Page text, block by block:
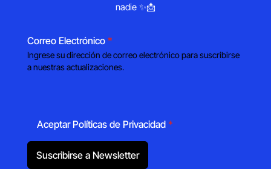
nadie ✨📩
Correo Electrónico *
Ingrese su dirección de correo electrónico para suscribirse
a nuestras actualizaciones.
Aceptar Políticas de Privacidad *
Suscribirse a Newsletter